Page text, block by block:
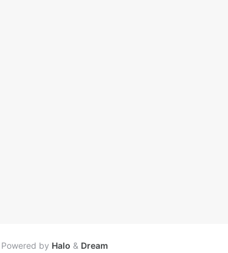
Powered by Halo & Dream